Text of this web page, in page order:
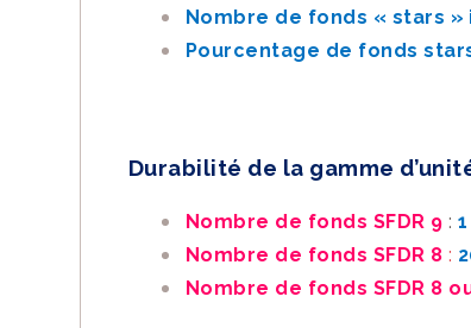
Nombre de fonds « stars
Pourcentage de fonds
Durabilité de la gamme
Nombre de fonds SFDR 9 :
Nombre de fonds SFDR 8 :
Nombre de fonds SFDR 8